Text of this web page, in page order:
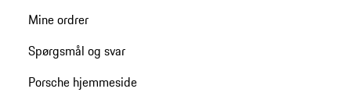
Mine ordrer
Spørgsmål og svar
Porsche hjemmeside